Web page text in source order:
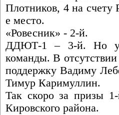
Плотников, 4 на счету
е место.
«Ровесник» - 2-й.
ДДЮТ-1 – 3-й. Но
команды. В
поддержку Вадиму
Тимур Каримуллин.
Так скоро за призы
Кировского района.